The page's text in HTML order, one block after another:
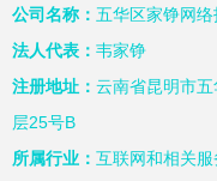
公司名称： 五华区家铮网
法人代表： 韦家铮
注册地址： 云南省昆明市
层25号B
所属行业： 互联网和相关服